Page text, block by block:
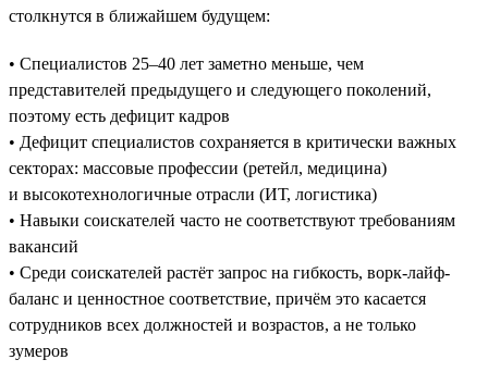
столкнутся в ближайшем будущем:
• Специалистов 25–40 лет заметно меньше, чем
представителей предыдущего и следующего поколений,
поэтому есть дефицит кадров
• Дефицит специалистов сохраняется в критически важных
секторах: массовые профессии (ретейл, медицина)
и высокотехнологичные отрасли (ИТ, логистика)
• Навыки соискателей часто не соответствуют требованиям
вакансий
• Среди соискателей растёт запрос на гибкость, ворк-лайф-
баланс и ценностное соответствие, причём это касается
сотрудников всех должностей и возрастов, а не только
зумеров